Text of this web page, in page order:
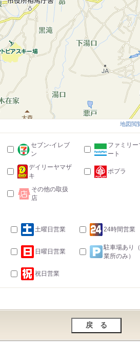
地図閲
セブン-イレブ
ン
ファミリー
ート
デイリーヤマザ
キ
ポプラ
その他の取扱
店
土曜日営業 24時間営業
日曜日営業
駐車場あり
業所のみ）
祝日営業